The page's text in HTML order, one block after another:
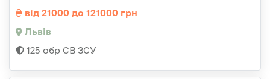
від 21000 до 121000 грн
Львів
125 обр СВ ЗСУ